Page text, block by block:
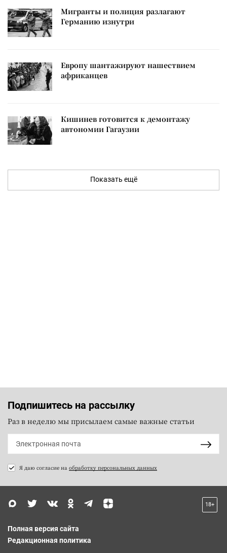
Мигранты и полиция разлагают
Германию изнутри
Европу шантажируют нашествием
африканцев
Кишинев готовится к демонтажу
автономии Гагаузии
Показать ещё
Подпишитесь на рассылку
Раз в неделю мы присылаем самые важные статьи
Я даю согласие на обработку персональных данных
18+
Полная версия сайта
Редакционная политика